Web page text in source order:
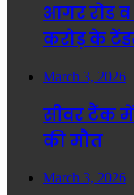
आगर रोड व
करोड़ के
March 3, 2026
सीवर टैंक
की मौत
March 3, 2026